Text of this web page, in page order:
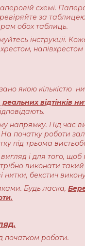
схемі.
за
обох таблиць.
інструкції.
напівхрестом
якою кількістю
відтінків
напрямку. Під час
початку роботи
під трьома
і для того, щоб
виконати
бекстич
Будь ласка,
початком роботи.